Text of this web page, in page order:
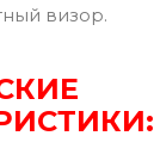
визор.